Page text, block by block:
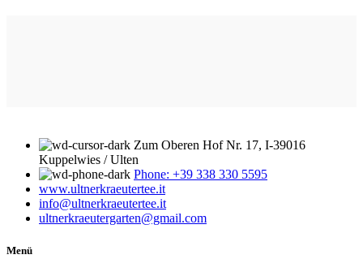
Zum Oberen Hof Nr. 17, I-39016
Kuppelwies / Ulten
Phone: +39 338 330 5595
www.ultnerkraeutertee.it
info@ultnerkraeutertee.it
ultnerkraeutergarten@gmail.com
Menü